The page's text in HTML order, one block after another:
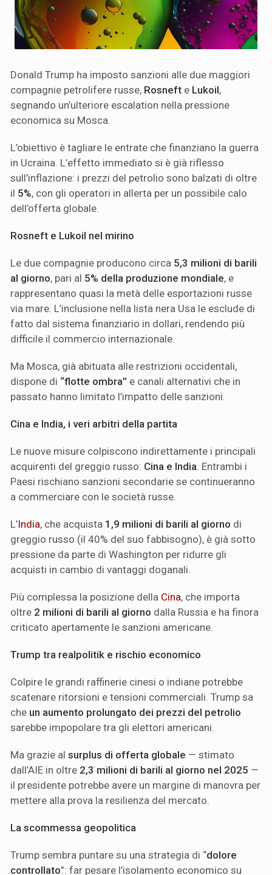
Donald Trump ha imposto sanzioni alle due maggiori
compagnie petrolifere russe, Rosneft e Lukoil,
segnando un’ulteriore escalation nella pressione
economica su Mosca.
L’obiettivo è tagliare le entrate che finanziano la guerra
in Ucraina. L’effetto immediato si è già riflesso
sull’inflazione: i prezzi del petrolio sono balzati di oltre
il 5%, con gli operatori in allerta per un possibile calo
dell’offerta globale.
Rosneft e Lukoil nel mirino
Le due compagnie producono circa 5,3 milioni di barili
al giorno, pari al 5% della produzione mondiale, e
rappresentano quasi la metà delle esportazioni russe
via mare. L’inclusione nella lista nera Usa le esclude di
fatto dal sistema finanziario in dollari, rendendo più
difficile il commercio internazionale.
Ma Mosca, già abituata alle restrizioni occidentali,
dispone di “flotte ombra” e canali alternativi che in
passato hanno limitato l’impatto delle sanzioni.
Cina e India, i veri arbitri della partita
Le nuove misure colpiscono indirettamente i principali
acquirenti del greggio russo: Cina e India . Entrambi i
Paesi rischiano sanzioni secondarie se continueranno
a commerciare con le società russe.
L’India, che acquista 1,9 milioni di barili al giorno di
greggio russo (il 40% del suo fabbisogno), è già sotto
pressione da parte di Washington per ridurre gli
acquisti in cambio di vantaggi doganali.
Più complessa la posizione della Cina, che importa
oltre 2 milioni di barili al giorno dalla Russia e ha finora
criticato apertamente le sanzioni americane.
Trump tra realpolitik e rischio economico
Colpire le grandi raffinerie cinesi o indiane potrebbe
scatenare ritorsioni e tensioni commerciali. Trump sa
che un aumento prolungato dei prezzi del petrolio
sarebbe impopolare tra gli elettori americani.
Ma grazie al surplus di offerta globale — stimato
dall’AIE in oltre 2,3 milioni di barili al giorno nel 2025 —
il presidente potrebbe avere un margine di manovra per
mettere alla prova la resilienza del mercato.
La scommessa geopolitica
Trump sembra puntare su una strategia di “dolore
controllato”: far pesare l’isolamento economico su